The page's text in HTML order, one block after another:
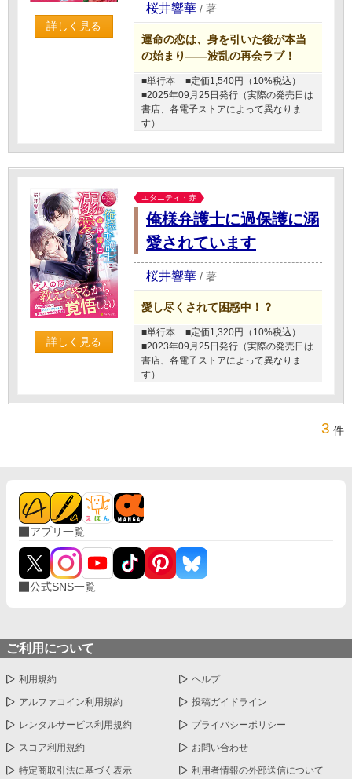
詳しく見る
桜井響華 / 著
運命の恋は、身を引いた後が本当
の始まり――波乱の再会ラブ！
■単行本
■定価1,540円（10%税込）
■2025年09月25日発行（実際の発売日は
書店、各電子ストアによって異なりま
す）
詳しく見る
エタニティ・赤
俺様弁護士に過保護に溺
愛されています
桜井響華 / 著
愛し尽くされて困惑中！？
■単行本
■定価1,320円（10%税込）
■2023年09月25日発行（実際の発売日は
書店、各電子ストアによって異なりま
す）
3 件
アプリ一覧
公式SNS一覧
ご利用について
利用規約 ヘルプ
アルファコイン利用規約 投稿ガイドライン
レンタルサービス利用規約 プライバシーポリシー
スコア利用規約 お問い合わせ
特定商取引法に基づく表示 利用者情報の外部送信について